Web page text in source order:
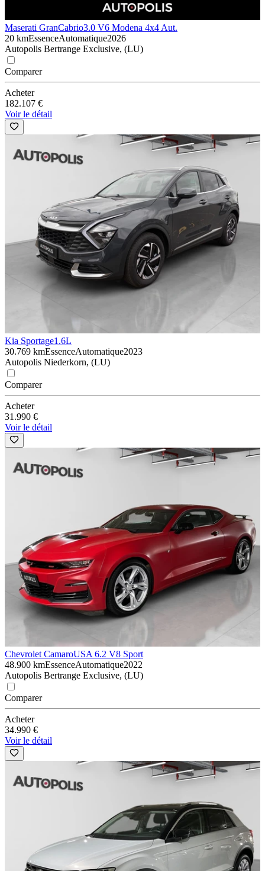
Maserati GranCabrio3.0 V6 Modena 4x4 Aut.
20 kmEssenceAutomatique2026
Autopolis Bertrange Exclusive, (LU)
Comparer
Acheter
182.107 €
Voir le détail
Kia Sportage1.6L
30.769 kmEssenceAutomatique2023
Autopolis Niederkorn, (LU)
Comparer
Acheter
31.990 €
Voir le détail
Chevrolet CamaroUSA 6.2 V8 Sport
48.900 kmEssenceAutomatique2022
Autopolis Bertrange Exclusive, (LU)
Comparer
Acheter
34.990 €
Voir le détail